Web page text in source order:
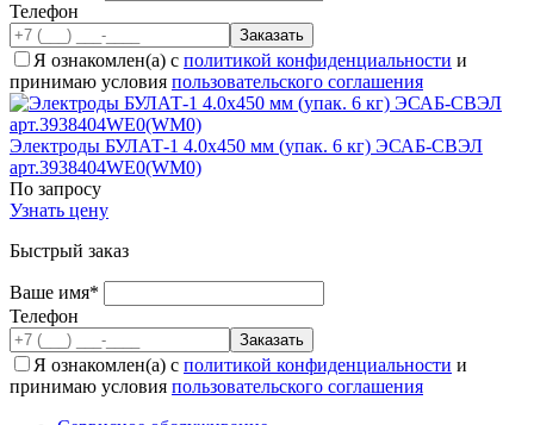
Телефон
Я ознакомлен(а) с политикой конфиденциальности и
принимаю условия пользовательского соглашения
Электроды БУЛАТ-1 4.0x450 мм (упак. 6 кг) ЭСАБ-СВЭЛ
арт.3938404WE0(WM0)
По запросу
Узнать цену
Быстрый заказ
Ваше имя*
Телефон
Я ознакомлен(а) с политикой конфиденциальности и
принимаю условия пользовательского соглашения